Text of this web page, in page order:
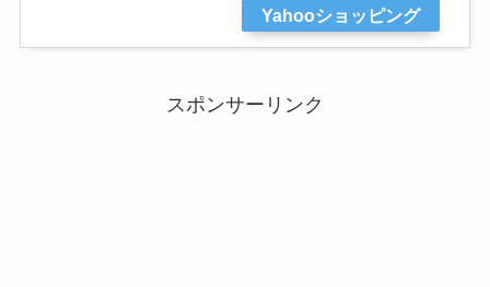
Yahooショッピング
スポンサーリンク